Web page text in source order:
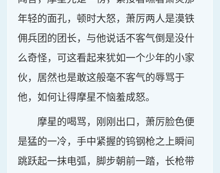
年轻的面孔，顿时大怒，萧厉两人是漠铁
佣兵团的团长，与他说话不客气倒是没什
么奇怪，可这看起来犹如一个少年的小家
伙，居然也是敢这般毫不客气的辱骂于
他，如何让得摩星不恼羞成怒。
摩星的喝骂，刚刚出口，萧厉脸色便
是猛的一冷，手中紧握的钨钢枪之上瞬间
跳跃起一抹电弧，脚步朝前一踏，长枪带